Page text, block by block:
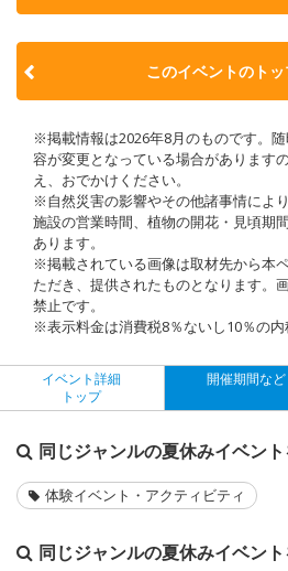
このイベントのト
※掲載情報は2026年8月のものです。
容が変更となっている場合があります
え、おでかけください。
※自然災害の影響やその他諸事情によ
施設の営業時間、植物の開花・見頃期
あります。
※掲載されている画像は取材先から本
ただき、提供されたものとなります。
禁止です。
※表示料金は消費税8％ないし10％の内
イベント詳細
トップ
開催期間など
同じジャンルの夏休みイベント
体験イベント・アクティビティ
同じジャンルの夏休みイベント